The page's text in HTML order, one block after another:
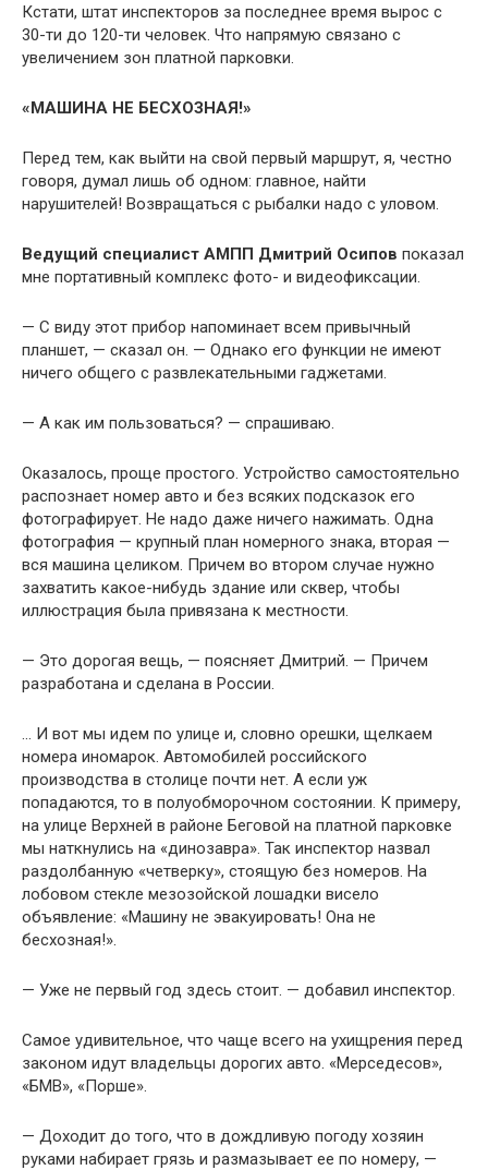
Кстати, штат инспекторов за последнее время вырос с
30-ти до 120-ти человек. Что напрямую связано с
увеличением зон платной парковки.
«МАШИНА НЕ БЕСХОЗНАЯ!»
Перед тем, как выйти на свой первый маршрут, я, честно
говоря, думал лишь об одном: главное, найти
нарушителей! Возвращаться с рыбалки надо с уловом.
Ведущий специалист АМПП Дмитрий Осипов показал
мне портативный комплекс фото- и видеофиксации.
— С виду этот прибор напоминает всем привычный
планшет, — сказал он. — Однако его функции не имеют
ничего общего с развлекательными гаджетами.
— А как им пользоваться? — спрашиваю.
Оказалось, проще простого. Устройство самостоятельно
распознает номер авто и без всяких подсказок его
фотографирует. Не надо даже ничего нажимать. Одна
фотография — крупный план номерного знака, вторая —
вся машина целиком. Причем во втором случае нужно
захватить какое-нибудь здание или сквер, чтобы
иллюстрация была привязана к местности.
— Это дорогая вещь, — поясняет Дмитрий. — Причем
разработана и сделана в России.
… И вот мы идем по улице и, словно орешки, щелкаем
номера иномарок. Автомобилей российского
производства в столице почти нет. А если уж
попадаются, то в полуобморочном состоянии. К примеру,
на улице Верхней в районе Беговой на платной парковке
мы наткнулись на «динозавра». Так инспектор назвал
раздолбанную «четверку», стоящую без номеров. На
лобовом стекле мезозойской лошадки висело
объявление: «Машину не эвакуировать! Она не
бесхозная!».
— Уже не первый год здесь стоит. — добавил инспектор.
Самое удивительное, что чаще всего на ухищрения перед
законом идут владельцы дорогих авто. «Мерседесов»,
«БМВ», «Порше».
— Доходит до того, что в дождливую погоду хозяин
руками набирает грязь и размазывает ее по номеру, —